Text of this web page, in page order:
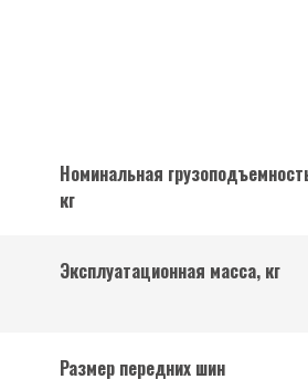
Номинальная
кг
Эксплуатационная масса, кг
Размер передних шин